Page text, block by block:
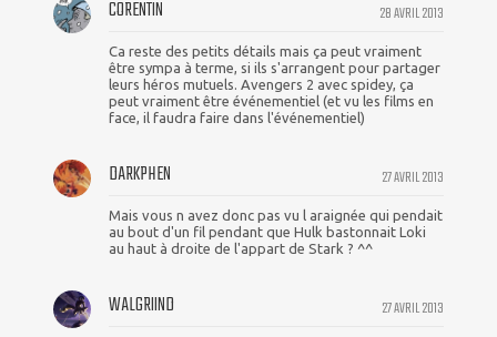
28 AVRIL 2013
CORENTIN
Ca reste des petits détails mais ça peut vraiment
être sympa à terme, si ils s'arrangent pour partager
leurs héros mutuels. Avengers 2 avec spidey, ça
peut vraiment être événementiel (et vu les films en
face, il faudra faire dans l'événementiel)
27 AVRIL 2013
DARKPHEN
Mais vous n avez donc pas vu l araignée qui pendait
au bout d'un fil pendant que Hulk bastonnait Loki
au haut à droite de l'appart de Stark ? ^^
27 AVRIL 2013
WALGRIIND